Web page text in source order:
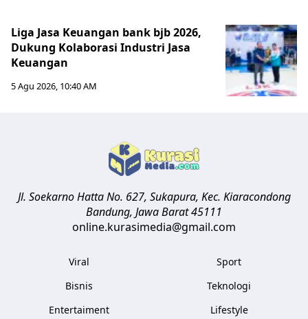
Liga Jasa Keuangan bank bjb 2026,
Dukung Kolaborasi Industri Jasa
Keuangan
5 Agu 2026, 10:40 AM
Jl. Soekarno Hatta No. 627, Sukapura, Kec. Kiaracondong
Bandung, Jawa Barat45111
online.kurasimedia@gmail.com
Viral
Bisnis
Entertaiment
Sport
Teknologi
Lifestyle